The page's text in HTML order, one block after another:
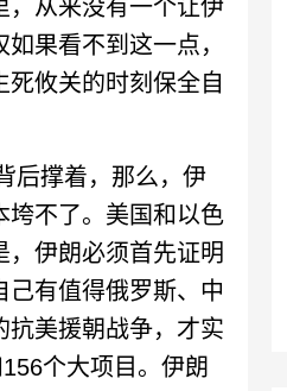
，从来没有一个让伊
果看不到这一点，
攸关的时刻保全自
后撑着，那么，伊
垮不了。美国和以色
伊朗必须首先证明
己有值得俄罗斯、中
抗美援朝战争，才实
个大项目。伊朗